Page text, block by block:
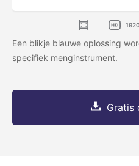
Een blikje blauwe oplossing
specifiek menginstrument.
Gratis